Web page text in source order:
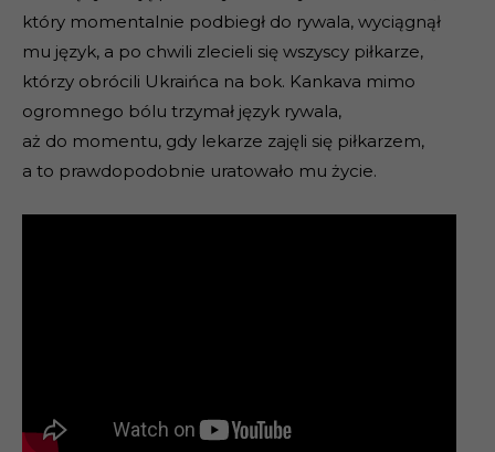
który momentalnie podbiegł do rywala, wyciągnął
mu język, a po chwili zlecieli się wszyscy piłkarze,
którzy obrócili Ukraińca na bok. Kankava mimo
ogromnego bólu trzymał język rywala,
aż do momentu, gdy lekarze zajęli się piłkarzem,
a to prawdopodobnie uratowało mu życie.